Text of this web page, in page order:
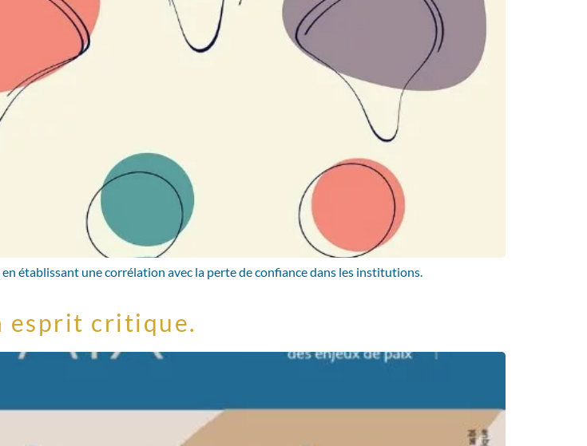
établissant une corrélation avec la perte de confiance dans les institutions.
esprit critique.